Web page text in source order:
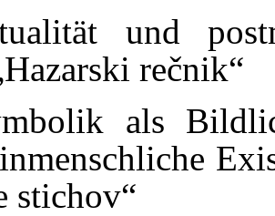
und
rečnik“
als
stichov“